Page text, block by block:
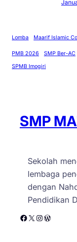
Lomba Maarif Islamic
PMB 2026 SMP Ber-AC
SPMB Imogiri
SMP
Sekolah
lembaga
dengan
Pendidikan
Facebook X Instagram WordPress